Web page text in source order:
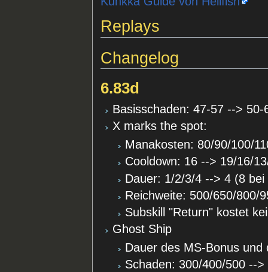
Replays
Changelog
6.83d
Basisschaden: 47-57 --> 50-
X marks the spot:
Manakosten: 80/90/100/
Cooldown: 16 --> 19/16/
Dauer: 1/2/3/4 --> 4 (8 bei
Reichweite: 500/650/800/
Subskill "Return" kostet
Ghost Ship
Dauer des MS-Bonus
Schaden: 300/400/500 --